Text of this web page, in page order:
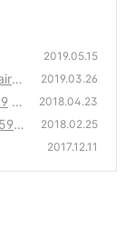
2019.05.15
–
2019.03.26
2018.04.23
2018.02.25
2017.12.11